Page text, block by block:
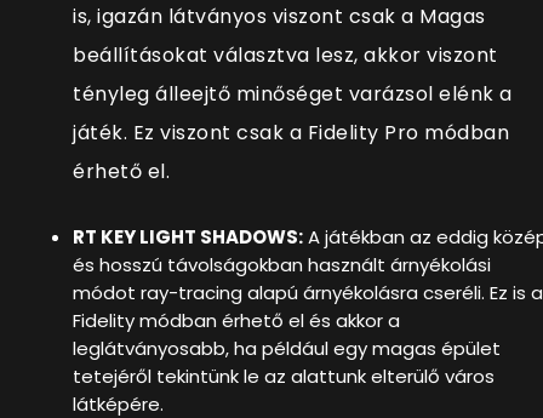
is, igazán látványos viszont csak a Magas
beállításokat választva lesz, akkor viszont
tényleg álleejtő minőséget varázsol elénk a
játék. Ez viszont csak a Fidelity Pro módban
érhető el.
RT KEY LIGHT SHADOWS:A játékban az eddig
és hosszú távolságokban használt árnyékolási
módot ray-tracing alapú árnyékolásra cseréli. Ez is a
Fidelity módban érhető el és akkor a
leglátványosabb, ha például egy magas épület
tetejéről tekintünk le az alattunk elterülő város
látképére.